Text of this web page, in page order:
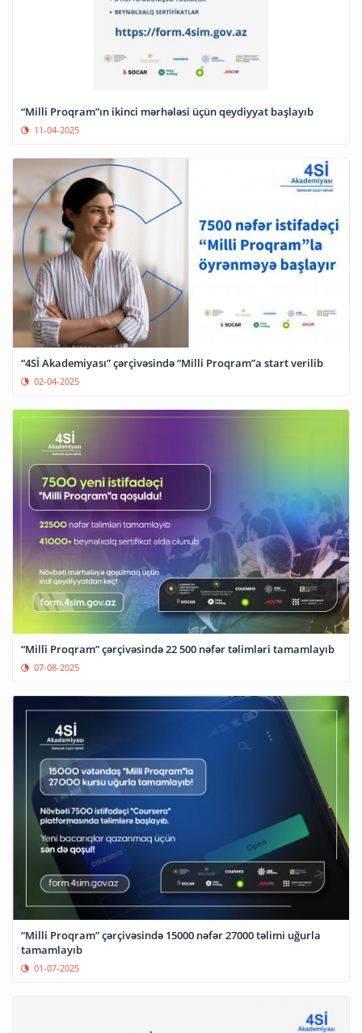
“Milli Proqram”ın ikinci mərhələsi üçün qeydiyyat başlayıb
11-04-2025
“4Sİ Akademiyası” çərçivəsində “Milli Proqram”a start verilib
02-04-2025
“Milli Proqram” çərçivəsində 22 500 nəfər təlimləri tamamlayıb
07-08-2025
“Milli Proqram” çərçivəsində 15000 nəfər 27000 təlimi uğurla
tamamlayıb
01-07-2025